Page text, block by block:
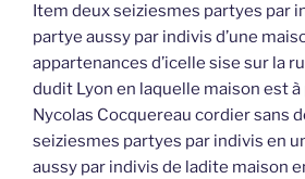
Item deux seiziesmes partyes par
partye aussy par indivis d’une
appartenances d’icelle sise sur la
dudit Lyon en laquelle maison est
Nycolas Cocquereau cordier sans
seiziesmes partyes par indivis en
aussy par indivis de ladite maison